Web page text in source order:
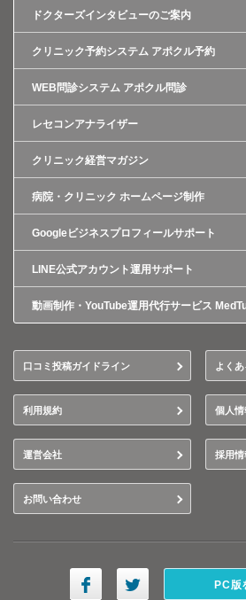
ドクターズインタビューのご案内
クリニック予約システム アポクル予約
WEB問診システム アポクル問診
レセコンアナライザー
クリニック経営マガジン
病院・クリニック ホームページ制作
Googleビジネスプロフィールサポート
LINE公式アカウント運用サポート
動画制作・YouTube運用代行サービス
口コミ投稿ガイドライン よく
利用規約 個人
運営会社 採用情
お問い合わせ
PC版